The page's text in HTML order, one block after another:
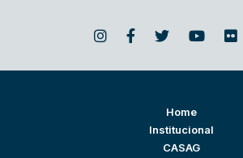
Home
Institucional
CASAG